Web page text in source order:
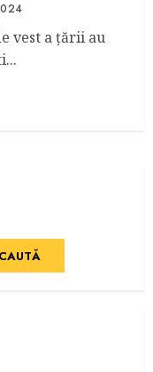
vest a țării au
CAUTĂ